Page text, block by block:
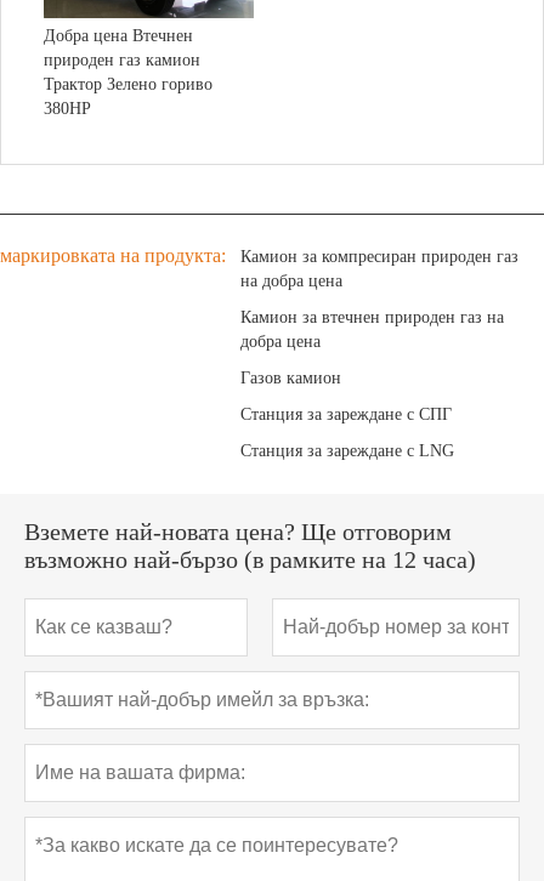
Добра цена Втечнен
природен газ камион
Трактор Зелено гориво
380HP
маркировката на продукта:
Камион за компресиран природен газ
на добра цена
Камион за втечнен природен газ на
добра цена
Газов камион
Станция за зареждане с СПГ
Станция за зареждане с LNG
Вземете най-новата цена? Ще отговорим
възможно най-бързо (в рамките на 12 часа)